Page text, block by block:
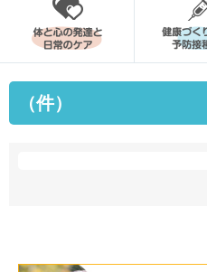
（件）